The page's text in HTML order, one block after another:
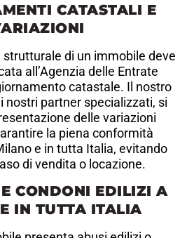
CATASTALI E
di un immobile deve
all’Agenzia delle Entrate
catastale. Il nostro
nostri partner specializzati, si
delle variazioni
la piena conformità
e in tutta Italia, evitando
di vendita o locazione.
CONDONI EDILIZI A
IN TUTTA ITALIA